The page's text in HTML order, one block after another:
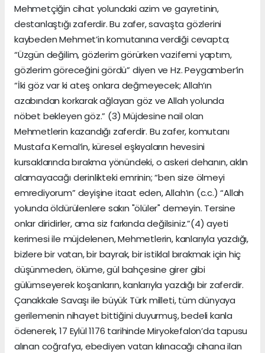
Mehmetçiğin cihat yolundaki azim ve gayretinin,
destanlaştığı zaferdir. Bu zafer, savaşta gözlerini
kaybeden Mehmet’in komutanına verdiği cevapta;
“Üzgün değilim, gözlerim görürken vazifemi yaptım,
gözlerim göreceğini gördü” diyen ve Hz. Peygamber’in
“İki göz var ki ateş onlara değmeyecek; Allah’ın
azabından korkarak ağlayan göz ve Allah yolunda
nöbet bekleyen göz.” (3) Müjdesine nail olan
Mehmetlerin kazandığı zaferdir. Bu zafer, komutanı
Mustafa Kemal’in, küresel eşkıyaların hevesini
kursaklarında bırakma yönündeki, o askeri dehanın, aklın
alamayacağı derinlikteki emrinin; “ben size ölmeyi
emrediyorum” deyişine itaat eden, Allah’ın (c.c.) “Allah
yolunda öldürülenlere sakın "ölüler" demeyin. Tersine
onlar diridirler, ama siz farkında değilsiniz.”(4) ayeti
kerimesi ile müjdelenen, Mehmetlerin, kanlarıyla yazdığı,
bizlere bir vatan, bir bayrak, bir istiklal bırakmak için hiç
düşünmeden, ölüme, gül bahçesine girer gibi
gülümseyerek koşanların, kanlarıyla yazdığı bir zaferdir.
Çanakkale Savaşı ile büyük Türk milleti, tüm dünyaya
gerilemenin nihayet bittiğini duyurmuş, bedeli kanla
ödenerek, 17 Eylül 1176 tarihinde Miryokefalon’da tapusu
alınan coğrafya, ebediyen vatan kılınacağı cihana ilan